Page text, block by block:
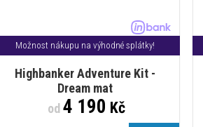
Možnost nákupu na výhodné splátky!
Highbanker Adventure Kit -
Dream mat
od4 190 Kč